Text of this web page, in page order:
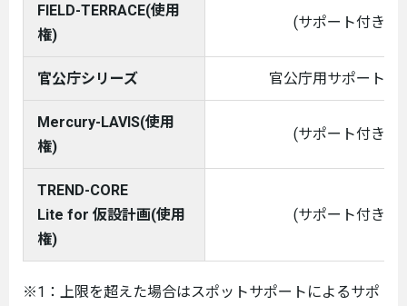
FIELD-TERRACE(使用
権)
(サポート付き)
官公庁シリーズ 官公庁用サポート保
Mercury-LAVIS(使用
権)
(サポート付き)
TREND-CORE
Lite for 仮設計画(使用
権)
(サポート付き)
※1：上限を超えた場合はスポットサポートによるサポ